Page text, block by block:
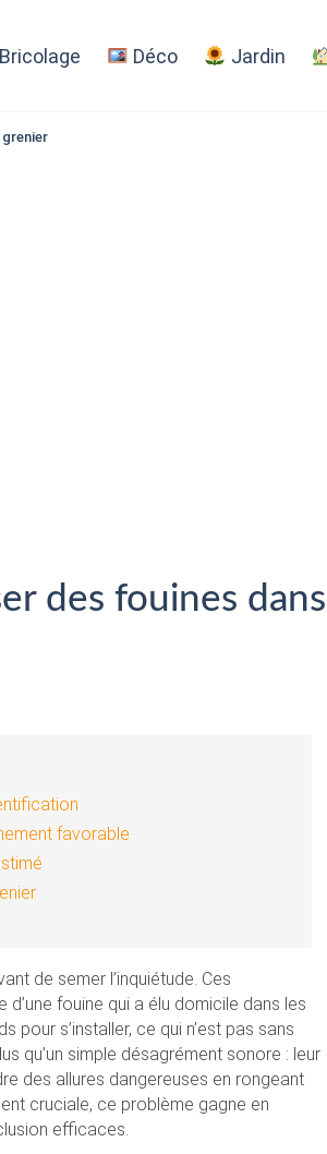
Bricolage Déco Jardin
des fouines dans
favorable
de semer l’inquiétude. Ces
fouine qui a élu domicile dans les
s’installer, ce qui n’est pas sans
qu’un simple désagrément sonore : leur
des allures dangereuses en rongeant
cruciale, ce problème gagne en
efficaces.